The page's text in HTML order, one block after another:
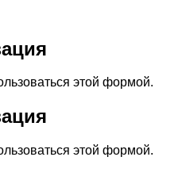
этой формой.
этой формой.